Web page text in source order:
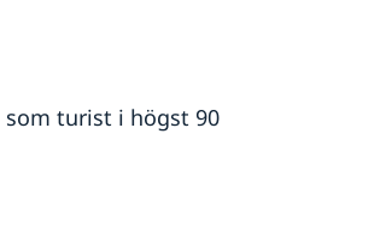
som turist i högst 90